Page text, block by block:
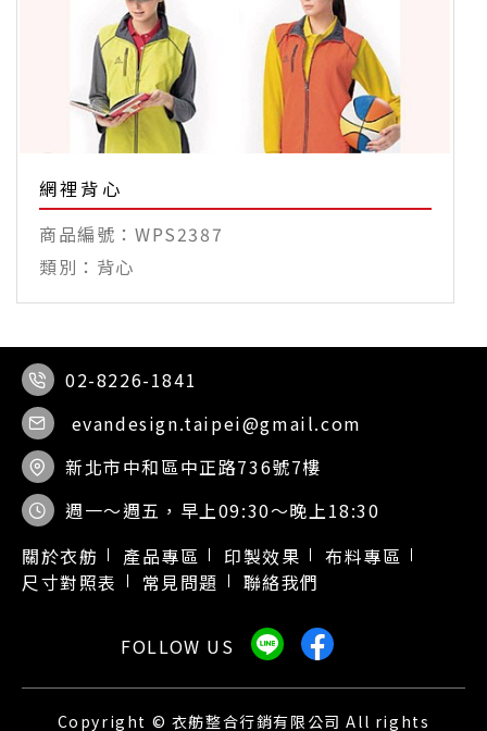
網裡背心
WPS2387
背心
02-8226-1841
evandesign.taipei@gmail.com
新北市中和區中正路736號7樓
週一～週五，早上09:30～晚上18:30
關於衣舫
產品專區 印製效果
布料專區
尺寸對照表
常見問題 聯絡我們
Copyright © 衣舫整合行銷有限公司 All rights